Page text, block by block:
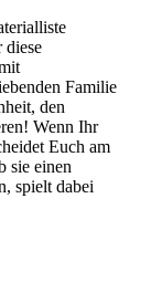
diese
Familie
den
Wenn Ihr
Euch am
sie einen
spielt dabei